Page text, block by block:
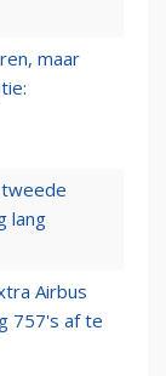
maar
lang
Airbus
757's af te